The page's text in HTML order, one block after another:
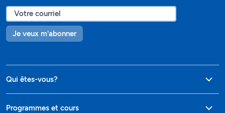
Je veux m'abonner
Qui êtes-vous?
Programmes et cours